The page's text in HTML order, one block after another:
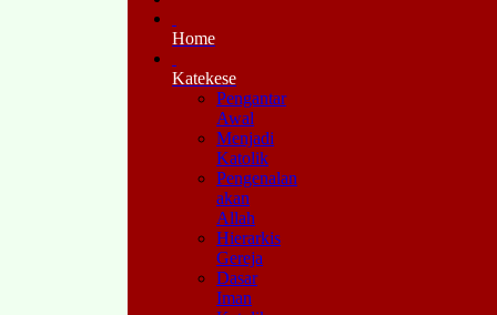
Home
Katekese
Pengantar
Awal
Menjadi
Katolik
Pengenalan
akan
Allah
Hierarkis
Gereja
Dasar
Iman